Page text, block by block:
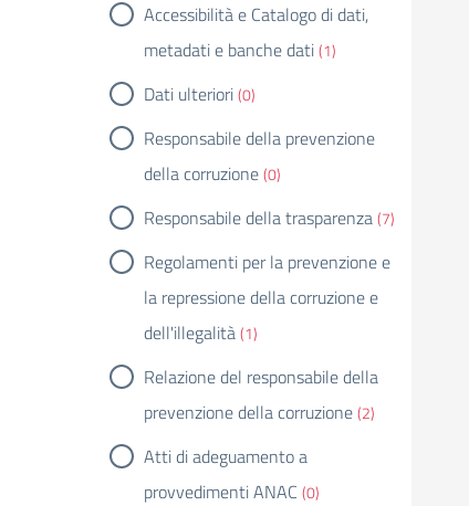
Accessibilità e Catalogo di dati,
metadati e banche dati(1)
Dati ulteriori(0)
Responsabile della prevenzione
della corruzione(0)
Responsabile della trasparenza(7)
Regolamenti per la prevenzione e
la repressione della corruzione e
dell'illegalità(1)
Relazione del responsabile della
prevenzione della corruzione(2)
Atti di adeguamento a
provvedimenti ANAC (0)